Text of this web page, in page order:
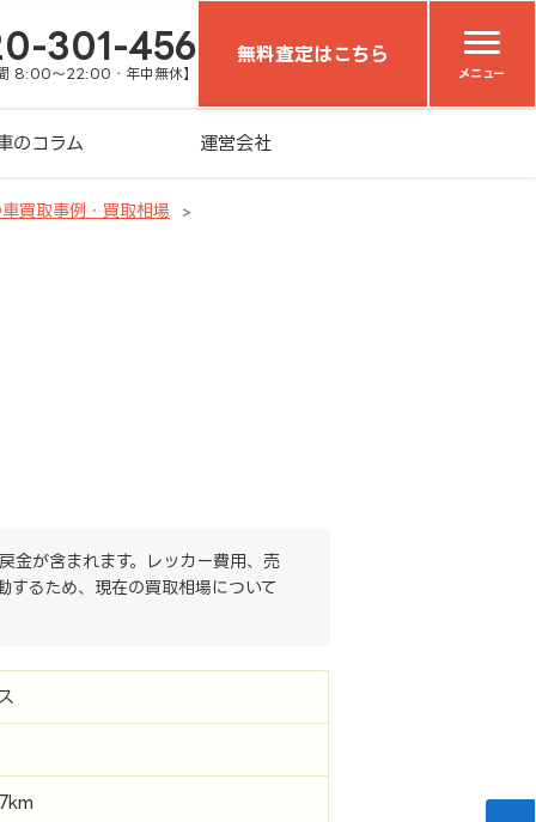
301-456
8:00～22:00・年中無休】
無料査定はこちら
メニュー
のコラム 運営会社
買取事例・買取相場
金が含まれます。レッカー費用、売
するため、現在の買取相場について